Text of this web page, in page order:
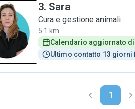
S
3. Sara
Cura e gestione animali
5.1 km
Calendario aggiornato
Ultimo contatto 13 giorni
1